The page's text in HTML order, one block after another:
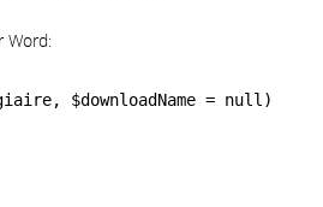
Word:
$downloadName = null)